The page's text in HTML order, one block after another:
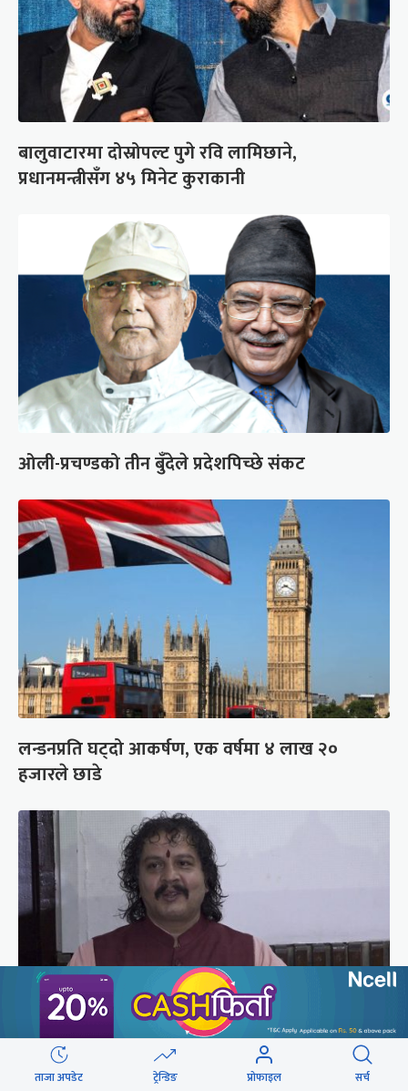
बालुवाटारमा दोस्रोपल्ट पुगे रवि लामिछाने,
प्रधानमन्त्रीसँग ४५ मिनेट कुराकानी
ओली-प्रचण्डको तीन बुँदेले प्रदेशपिच्छे संकट
लन्डनप्रति घट्दो आकर्षण, एक वर्षमा ४ लाख २०
हजारले छाडे
रास्वपा सांसद ढकाल भन्छन्- सिंहदरबारको नाम फेरौं,
ताजा अपडेट ट्रेन्डिङ प्रोफाइल सर्च